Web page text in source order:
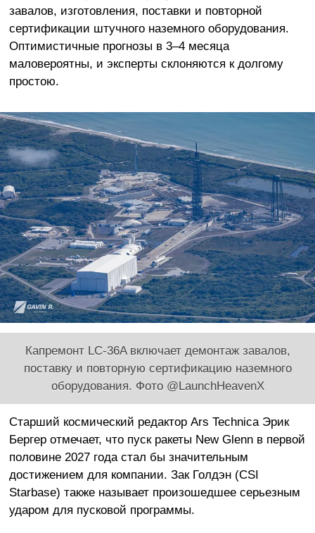
завалов, изготовления, поставки и повторной
сертификации штучного наземного оборудования.
Оптимистичные прогнозы в 3–4 месяца
маловероятны, и эксперты склоняются к долгому
простою.
Капремонт LC-36A включает демонтаж завалов,
поставку и повторную сертификацию наземного
оборудования. Фото @LaunchHeavenX
Старший космический редактор Ars Technica Эрик
Бергер отмечает, что пуск ракеты New Glenn в первой
половине 2027 года стал бы значительным
достижением для компании. Зак Голдэн (CSI
Starbase) также называет произошедшее серьезным
ударом для пусковой программы.